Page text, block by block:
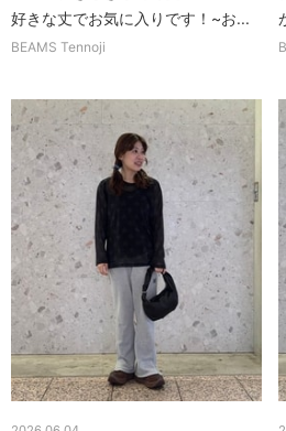
好きな丈でお気に入りです！~お...
BEAMS Tennoji